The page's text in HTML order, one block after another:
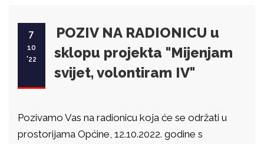
7
10
'22
POZIV NA RADIONICU u
sklopu projekta "Mijenjam
svijet, volontiram IV"
Pozivamo Vas na radionicu koja će se održati u
prostorijama Općine, 12.10.2022. godine s